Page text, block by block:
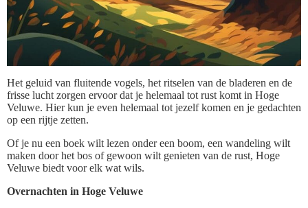
Het geluid van fluitende vogels, het ritselen van de bladeren en de
frisse lucht zorgen ervoor dat je helemaal tot rust komt in Hoge
Veluwe. Hier kun je even helemaal tot jezelf komen en je gedachten
op een rijtje zetten.
Of je nu een boek wilt lezen onder een boom, een wandeling wilt
maken door het bos of gewoon wilt genieten van de rust, Hoge
Veluwe biedt voor elk wat wils.
Overnachten in Hoge Veluwe